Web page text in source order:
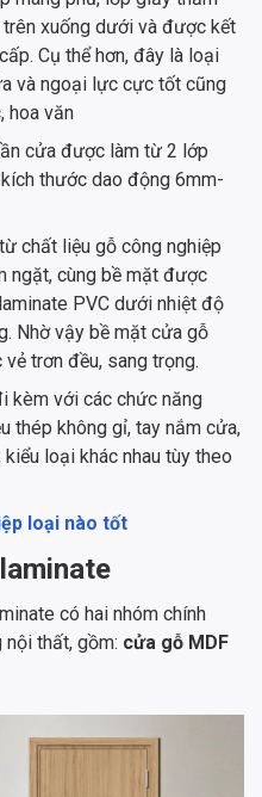
xuống dưới và được kết
Cụ thể hơn, đây là loại
và ngoại lực cực tốt cũng
hoa văn
cửa được làm từ 2 lớp
thước dao động 6mm-
chất liệu gỗ công nghiệp
ngặt, cùng bề mặt được
PVC dưới nhiệt độ
Nhờ vậy bề mặt cửa gỗ
trơn đều, sang trọng.
kèm với các chức năng
thép không gỉ, tay nắm cửa,
loại khác nhau tùy theo
loại nào tốt
có hai nhóm chính
thất, gồm: cửa gỗ MDF